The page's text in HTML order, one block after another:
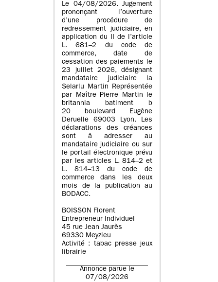
Le 04/08/2026. Jugement
prononçant l’ouverture
d’une procédure de
redressement judiciaire, en
application du II de l’article
L. 681–2 du code de
commerce, date de
cessation des paiements le
23 juillet 2026, désignant
mandataire judiciaire la
Selarlu Martin Représentée
par Maître Pierre Martin le
britannia batiment b
20 boulevard Eugène
Deruelle 69003 Lyon. Les
déclarations des créances
sont à adresser au
mandataire judiciaire ou sur
le portail électronique prévu
par les articles L. 814–2 et
L. 814–13 du code de
commerce dans les deux
mois de la publication au
BODACC.
BOISSON Florent
Entrepreneur Individuel
45 rue Jean Jaurès
69330 Meyzieu
Activité : tabac presse jeux
librairie
Annonce parue le
07/08/2026